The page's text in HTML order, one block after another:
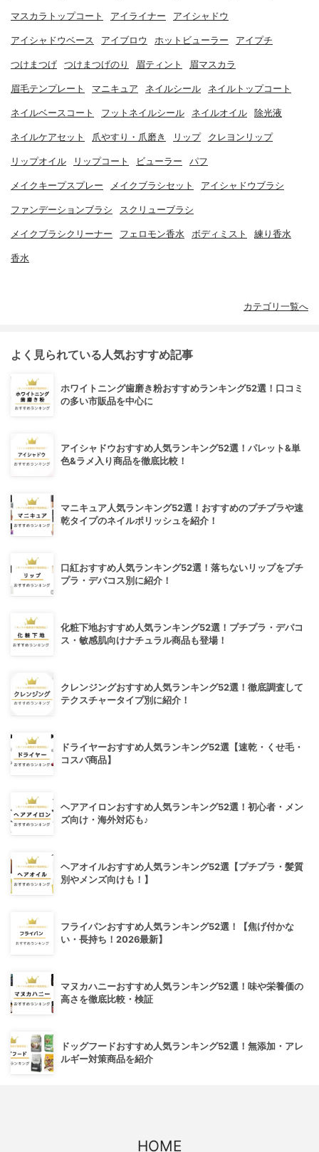
マスカラトップコート アイライナー アイシャドウ
アイシャドウベース アイブロウ ホットビューラー アイプチ
つけまつげ つけまつげのり 眉ティント 眉マスカラ
眉毛テンプレート マニキュア ネイルシール ネイルトップコート
ネイルベースコート フットネイルシール ネイルオイル 除光液
ネイルケアセット 爪やすり・爪磨き リップ クレヨンリップ
リップオイル リップコート ビューラー パフ
メイクキープスプレー メイクブラシセット アイシャドウブラシ
ファンデーションブラシ スクリューブラシ
メイクブラシクリーナー フェロモン香水 ボディミスト 練り香水
香水
カテゴリ一覧へ
よく見られている人気おすすめ記事
ホワイトニング歯磨き粉おすすめランキング52選！口コミ
の多い市販品を中心に
アイシャドウおすすめ人気ランキング52選！パレット&単
色&ラメ入り商品を徹底比較！
マニキュア人気ランキング52選！おすすめのプチプラや速
乾タイプのネイルポリッシュを紹介！
口紅おすすめ人気ランキング52選！落ちないリップをプチ
プラ・デパコス別に紹介！
化粧下地おすすめ人気ランキング52選！プチプラ・デパコ
ス・敏感肌向けナチュラル商品も登場！
クレンジングおすすめ人気ランキング52選！徹底調査して
テクスチャータイプ別に紹介！
ドライヤーおすすめ人気ランキング52選【速乾・くせ毛・
コスパ商品】
ヘアアイロンおすすめ人気ランキング52選！初心者・メン
ズ向け・海外対応も♪
ヘアオイルおすすめ人気ランキング52選【プチプラ・髪質
別やメンズ向けも！】
フライパンおすすめ人気ランキング52選！【焦げ付かな
い・長持ち！2026最新】
マヌカハニーおすすめ人気ランキング52選！味や栄養価の
高さを徹底比較・検証
ドッグフードおすすめ人気ランキング52選！無添加・アレ
ルギー対策商品を紹介
HOME